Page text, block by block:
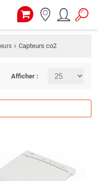
Capteurs co2
Afficher :